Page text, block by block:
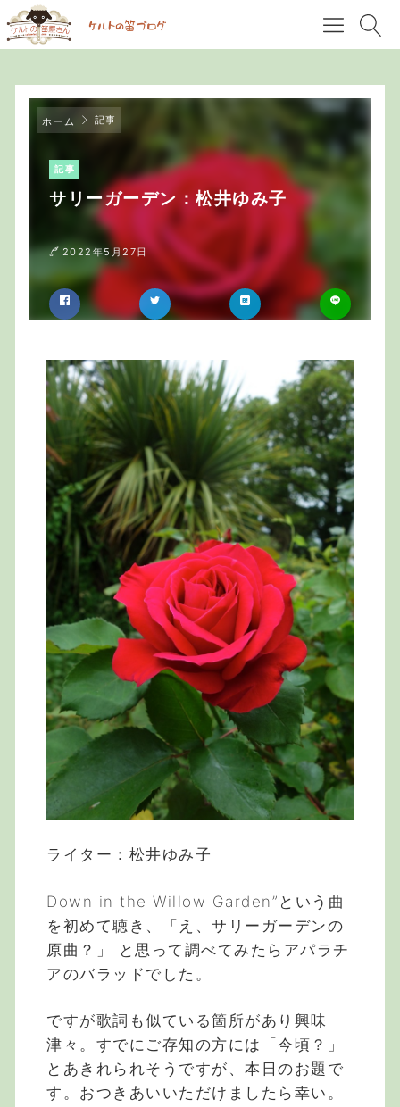
ホーム 記事
記事
サリーガーデン：松井ゆみ子
2022年5月27日
ライター：松井ゆみ子
Down in the Willow Garden”という曲
を初めて聴き、「え、サリーガーデンの
原曲？」 と思って調べてみたらアパラチ
アのバラッドでした。
ですが歌詞も似ている箇所があり興味
津々。すでにご存知の方には「今頃？」
とあきれられそうですが、本日のお題で
す。おつきあいいただけましたら幸い。